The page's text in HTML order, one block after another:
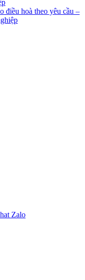
điều hoà theo yêu cầu –
Zalo